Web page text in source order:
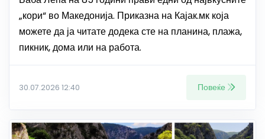
„кори“ во Македонија. Приказна на Кајак.мк која
можете да ја читате додека сте на планина, плажа,
пикник, дома или на работа.
30.07.2026 12:40 Повеќе